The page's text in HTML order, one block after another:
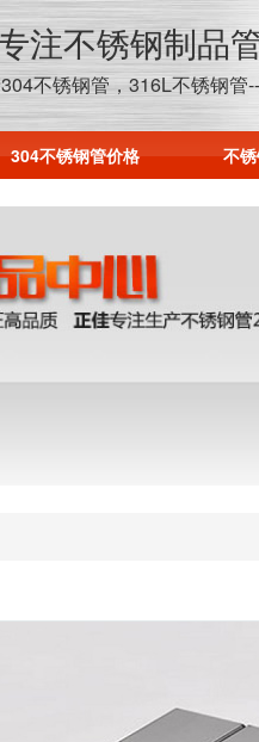
注不锈钢制品
不锈钢管，316L不锈钢管
304不锈钢管价格 不